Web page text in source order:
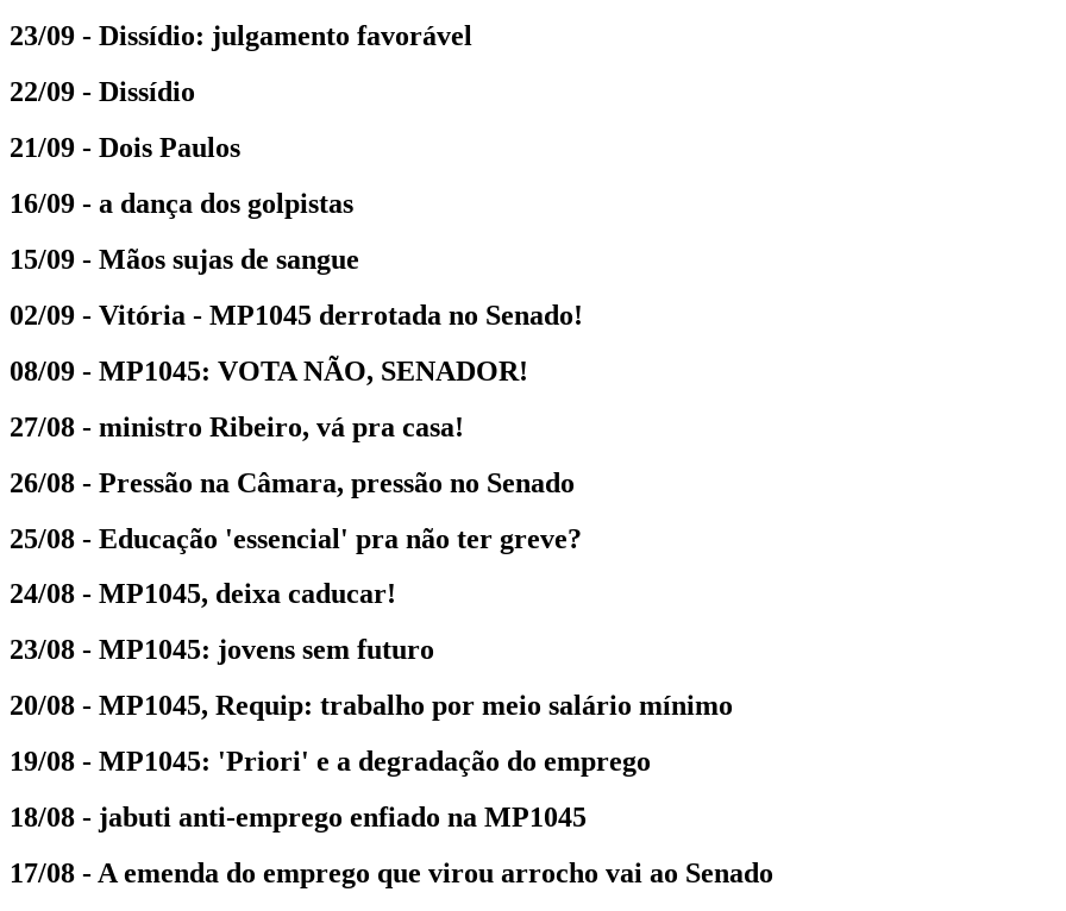
23/09 - Dissídio: julgamento favorável
22/09 - Dissídio
21/09 - Dois Paulos
16/09 - a dança dos golpistas
15/09 - Mãos sujas de sangue
02/09 - Vitória - MP1045 derrotada no Senado!
08/09 - MP1045: VOTA NÃO, SENADOR!
27/08 - ministro Ribeiro, vá pra casa!
26/08 - Pressão na Câmara, pressão no Senado
25/08 - Educação 'essencial' pra não ter greve?
24/08 - MP1045, deixa caducar!
23/08 - MP1045: jovens sem futuro
20/08 - MP1045, Requip: trabalho por meio salário mínimo
19/08 - MP1045: 'Priori' e a degradação do emprego
18/08 - jabuti anti-emprego enfiado na MP1045
17/08 - A emenda do emprego que virou arrocho vai ao Senado